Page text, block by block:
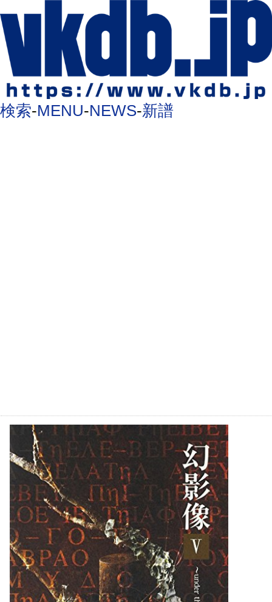
検索-MENU-NEWS-新譜
幻映像5~under the veil~ [DVD]